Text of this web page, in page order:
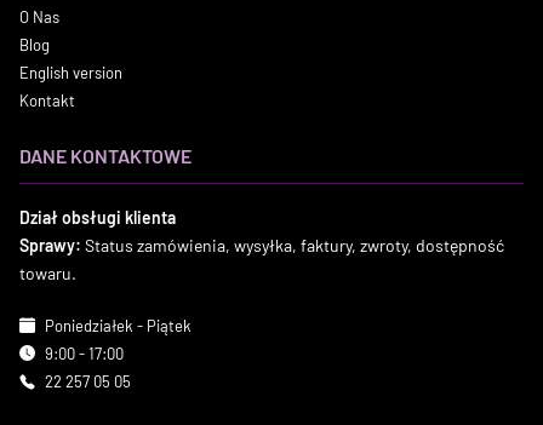
O Nas
Blog
English version
Kontakt
DANE KONTAKTOWE
Dział obsługi klienta
Sprawy: Status zamówienia, wysyłka, faktury, zwroty, dostępność
towaru.
Poniedziałek - Piątek
9:00 - 17:00
22 257 05 05